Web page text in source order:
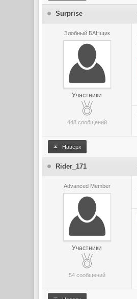
Surprise
Злобный БАНщик
Участники
448 сообщений
Наверх
Rider_171
Advanced Member
Участники
54 сообщений